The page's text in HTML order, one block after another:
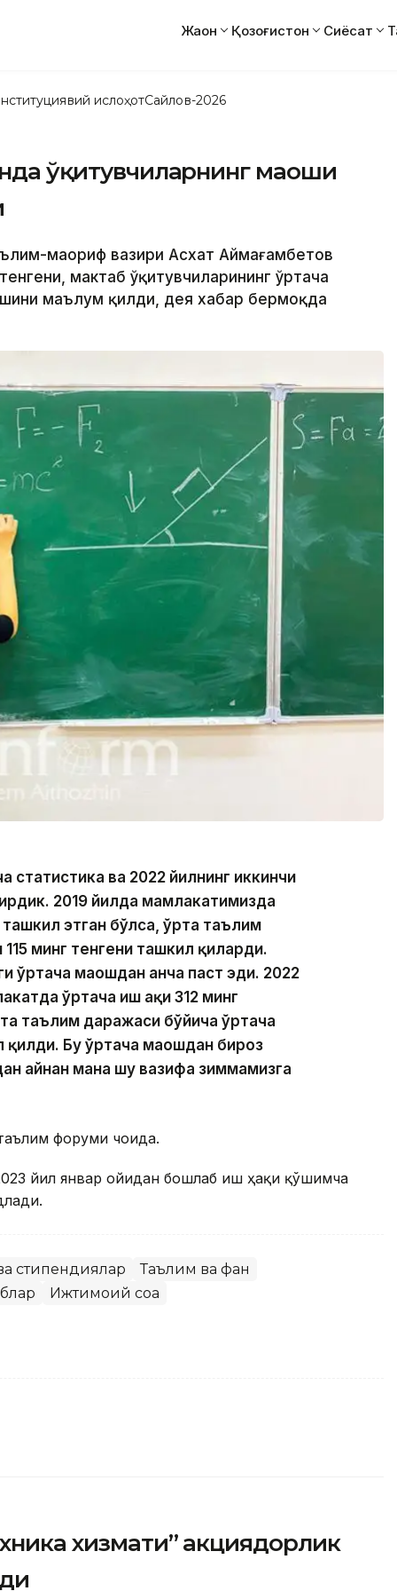
Жаҳон Қозоғистон Сиёсат
ислоҳотСайлов-2026
ўқитувчиларнинг маоши
маориф вазири Асхат Аймағамбетов
мактаб ўқитувчиларининг ўртача
маълум қилди, дея хабар бермоқда
статистика ва 2022 йилнинг иккинчи
2019 йилда мамлакатимизда
ташкил этган бўлса, ўрта таълим
минг тенгени ташкил қиларди.
ўртача маошдан анча паст эди. 2022
ўртача иш ҳақи 312 минг
таълим даражаси бўйича ўртача
қилди. Бу ўртача маошдан бироз
айнан мана шу вазифа зиммамизга
форуми чоғида.
йил январ ойидан бошлаб иш ҳақи қўшимча
стипендиялар
Таълим ва фан
Ижтимоий соҳа
хизмати” акциядорлик